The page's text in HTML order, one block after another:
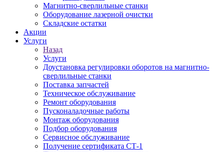
Магнитно-сверлильные станки
Оборудование лазерной очистки
Складские остатки
Акции
Услуги
Назад
Услуги
Доустановка регулировки оборотов на магнитно-
сверлильные станки
Поставка запчастей
Техническое обслуживание
Ремонт оборудования
Пусконаладочные работы
Монтаж оборудования
Подбор оборудования
Сервисное обслуживание
Получение сертификата СТ-1